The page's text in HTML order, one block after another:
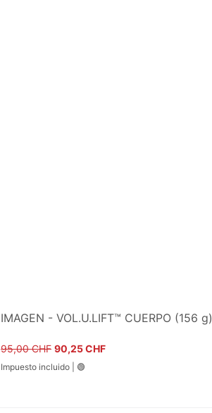
IMAGEN - VOL.U.LIFT™ CUERPO (156 g)
Precio
95,00 CHF Precio de oferta
90,25 CHF
Impuesto incluido 🟢